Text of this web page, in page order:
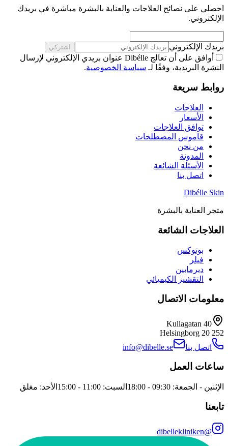
احصلي على نصائح العلاجات والعناية بالبشرة مباشرة في بريدك
الإلكتروني.
بريدك الإلكتروني اشتركي
أوافق على أن تعالج Dibélle عنوان بريدي الإلكتروني لإرسال
النشرة البريدية، وفقًا لـ سياسة الخصوصية.
روابط سريعة
العلاجات
الأسعار
توافق العلاجات
قاموس المصطلحات
من نحن
المدونة
الأسئلة الشائعة
اتصل بنا
Dibélle Skin
متجر العناية بالبشرة
العلاجات الشائعة
بوتوكس
فيلر
ديرمابين
التقشير الكيميائي
معلومات الاتصال
Kullagatan 40
252 20
Helsingborg
اتصل بنا
info@dibelle.se
ساعات العمل
الإثنين - الجمعة: 09:30 - 18:00 السبت: 11:00 - 15:00 الأحد: مغلق
تابعنا
@dibellekliniken